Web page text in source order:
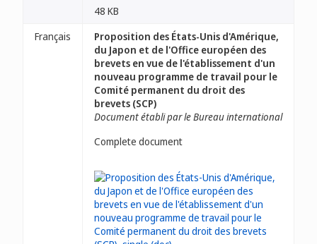
48 KB
Français
Proposition des États-Unis d'Amérique,
du Japon et de l'Office européen des
brevets en vue de l'établissement d'un
nouveau programme de travail pour le
Comité permanent du droit des
brevets (SCP)
Document établi par le Bureau international
Complete document